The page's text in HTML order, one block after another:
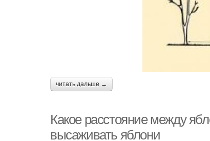
читать дальше →
Какое расстояние между
высаживать яблони